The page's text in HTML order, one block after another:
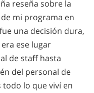
reseña sobre la
mi programa en
una decisión dura,
ese lugar
de staff hasta
del personal de
todo lo que viví en